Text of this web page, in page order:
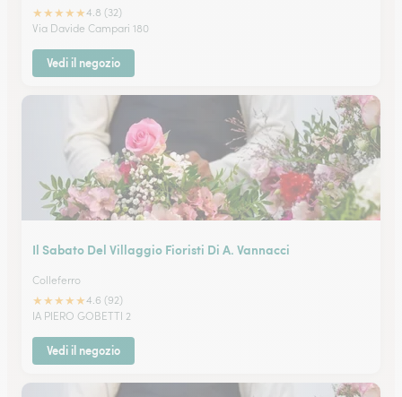
★★★★★4.8 (32)
Via Davide Campari 180
Vedi il negozio
Il Sabato Del Villaggio Fioristi Di A. Vannacci
Colleferro
★★★★★4.6 (92)
IA PIERO GOBETTI 2
Vedi il negozio